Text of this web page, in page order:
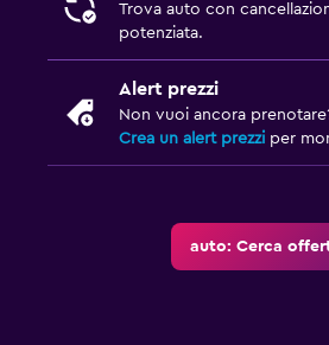
Trova auto con
potenziata.
Alert prezzi
Non vuoi ancora
Crea un alert prezzi per
auto: Cerca